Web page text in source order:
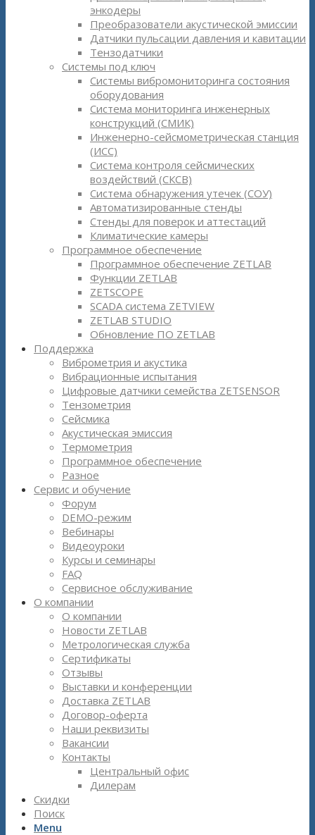
энкодеры
Преобразователи акустической эмиссии
Датчики пульсации давления и кавитации
Тензодатчики
Системы под ключ
Системы вибромониторинга состояния
оборудования
Система мониторинга инженерных
конструкций (СМИК)
Инженерно-сейсмометрическая станция
(ИСС)
Система контроля сейсмических
воздействий (СКСВ)
Система обнаружения утечек (СОУ)
Автоматизированные стенды
Стенды для поверок и аттестаций
Климатические камеры
Программное обеспечение
Программное обеспечение ZETLAB
Функции ZETLAB
ZETSCOPE
SCADA система ZETVIEW
ZETLAB STUDIO
Обновление ПО ZETLAB
Поддержка
Виброметрия и акустика
Вибрационные испытания
Цифровые датчики семейства ZETSENSOR
Тензометрия
Сейсмика
Акустическая эмиссия
Термометрия
Программное обеспечение
Разное
Сервис и обучение
Форум
DEMO-режим
Вебинары
Видеоуроки
Курсы и семинары
FAQ
Сервисное обслуживание
О компании
О компании
Новости ZETLAB
Метрологическая служба
Сертификаты
Отзывы
Выставки и конференции
Доставка ZETLAB
Договор-оферта
Наши реквизиты
Вакансии
Контакты
Центральный офис
Дилерам
Скидки
Поиск
Menu